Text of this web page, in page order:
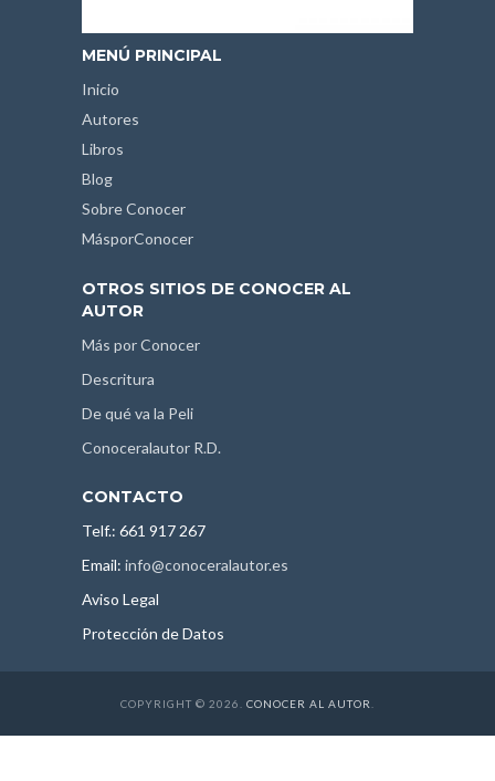
MENÚ PRINCIPAL
Inicio
Autores
Libros
Blog
Sobre Conocer
MásporConocer
OTROS SITIOS DE CONOCER AL
AUTOR
Más por Conocer
Descritura
De qué va la Peli
Conoceralautor R.D.
CONTACTO
Telf.: 661 917 267
Email: info@conoceralautor.es
Aviso Legal
Protección de Datos
COPYRIGHT © 2026. CONOCER AL AUTOR